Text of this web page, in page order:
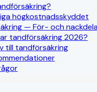
högkostnadsskyddet
— För- och
tandförsäkring 2026?
till tandförsäkring